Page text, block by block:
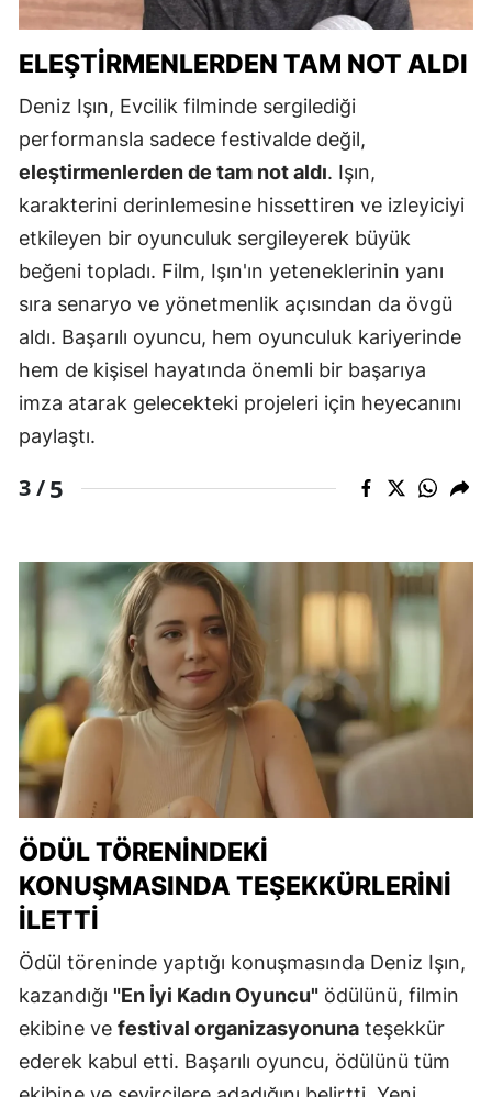
ELEŞTIRMENLERDEN TAM NOT ALDI
Deniz Işın, Evcilik filminde sergilediği
performansla sadece festivalde değil,
eleştirmenlerden de tam not aldı. Işın,
karakterini derinlemesine hissettiren ve izleyiciyi
etkileyen bir oyunculuk sergileyerek büyük
beğeni topladı. Film, Işın'ın yeteneklerinin yanı
sıra senaryo ve yönetmenlik açısından da övgü
aldı. Başarılı oyuncu, hem oyunculuk kariyerinde
hem de kişisel hayatında önemli bir başarıya
imza atarak gelecekteki projeleri için heyecanını
paylaştı.
3 /5
ÖDÜL TÖRENINDEKI
KONUŞMASINDA TEŞEKKÜRLERINI
İLETTI
Ödül töreninde yaptığı konuşmasında Deniz Işın,
kazandığı "En İyi Kadın Oyuncu" ödülünü, filmin
ekibine ve festival organizasyonuna teşekkür
ederek kabul etti. Başarılı oyuncu, ödülünü tüm